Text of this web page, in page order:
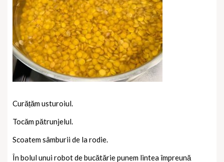
Curățăm usturoiul.
Tocăm pătrunjelul.
Scoatem sâmburii de la rodie.
În bolul unui robot de bucătărie punem lintea împreună